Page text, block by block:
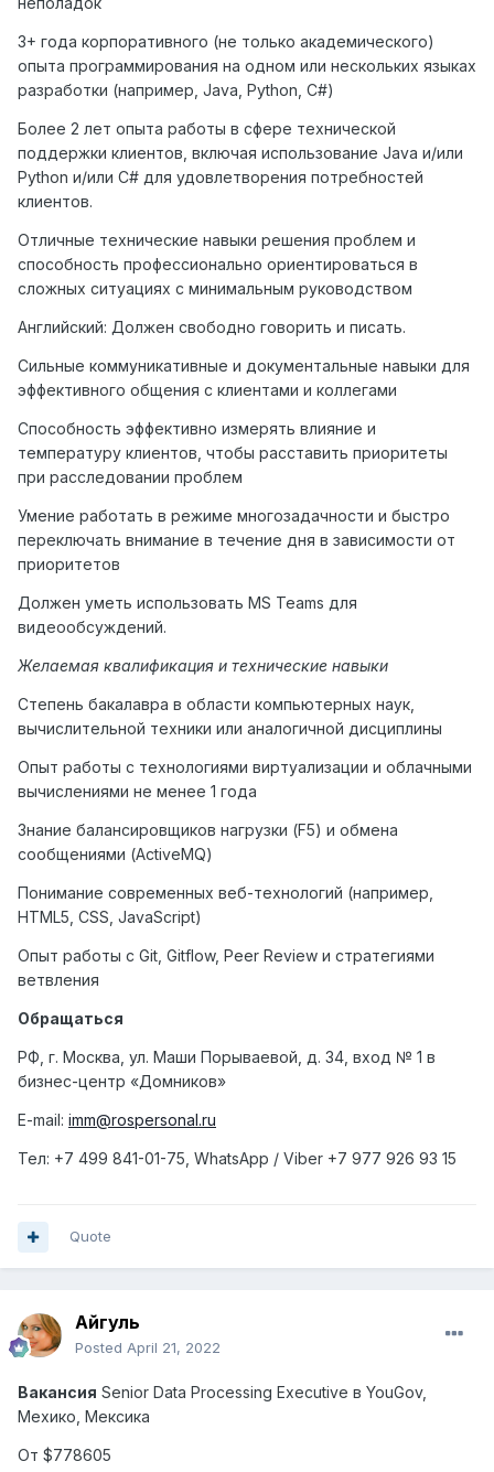
3+ года корпоративного (не только академического)
опыта программирования на одном или нескольких языках
разработки (например, Java, Python, C#)
Более 2 лет опыта работы в сфере технической
поддержки клиентов, включая использование Java и/или
Python и/или C# для удовлетворения потребностей
клиентов.
Отличные технические навыки решения проблем и
способность профессионально ориентироваться в
сложных ситуациях с минимальным руководством
Английский: Должен свободно говорить и писать.
Сильные коммуникативные и документальные навыки для
эффективного общения с клиентами и коллегами
Способность эффективно измерять влияние и
температуру клиентов, чтобы расставить приоритеты
при расследовании проблем
Умение работать в режиме многозадачности и быстро
переключать внимание в течение дня в зависимости от
приоритетов
Должен уметь использовать MS Teams для
видеообсуждений.
Желаемая квалификация и технические навыки
Степень бакалавра в области компьютерных наук,
вычислительной техники или аналогичной дисциплины
Опыт работы с технологиями виртуализации и облачными
вычислениями не менее 1 года
Знание балансировщиков нагрузки (F5) и обмена
сообщениями (ActiveMQ)
Понимание современных веб-технологий (например,
HTML5, CSS, JavaScript)
Опыт работы с Git, Gitflow, Peer Review и стратегиями
ветвления
Обращаться
РФ, г. Москва, ул. Маши Порываевой, д. 34, вход № 1 в
бизнес-центр «Домников»
E-mail: imm@rospersonal.ru
Тел: +7 499 841-01-75, WhatsApp / Viber +7 977 926 93 15
Quote
Айгуль
Posted April 21, 2022
Вакансия Senior Data Processing Executive в YouGov,
Мехико Мексика
От $778605